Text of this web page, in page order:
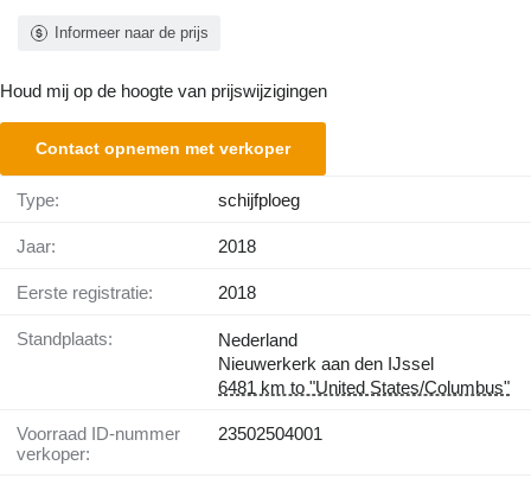
Informeer naar de prijs
Houd mij op de hoogte van prijswijzigingen
Contact opnemen met verkoper
Type: schijfploeg
Jaar: 2018
Eerste registratie: 2018
Standplaats:
Nederland
Nieuwerkerk aan den IJssel
6481 km to "United States/Columbus"
Voorraad ID-nummer
verkoper:
23502504001